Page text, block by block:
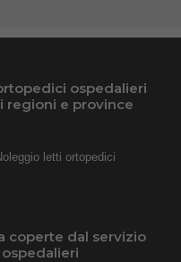
ospedalieri
regioni e province
letti ortopedici
coperte dal servizio